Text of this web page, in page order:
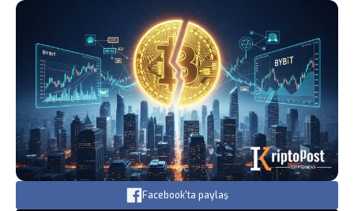
Facebook'ta paylaş